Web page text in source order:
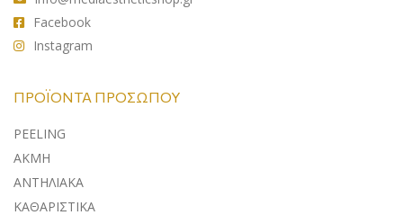
Facebook
Instagram
ΠΡΟΪΌΝΤΑ ΠΡΟΣΏΠΟΥ
PEELING
ΑΚΜΗ
ΑΝΤΗΛΙΑΚA
ΚΑΘΑΡΙΣΤΙΚΑ